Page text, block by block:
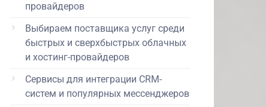
провайдеров
Выбираем поставщика услуг среди
быстрых и сверхбыстрых облачных
и хостинг-провайдеров
Сервисы для интеграции CRM-
систем и популярных мессенджеров